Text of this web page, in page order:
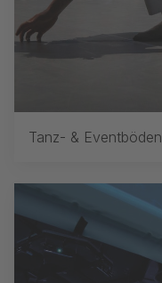
Tanz- & Eventböden